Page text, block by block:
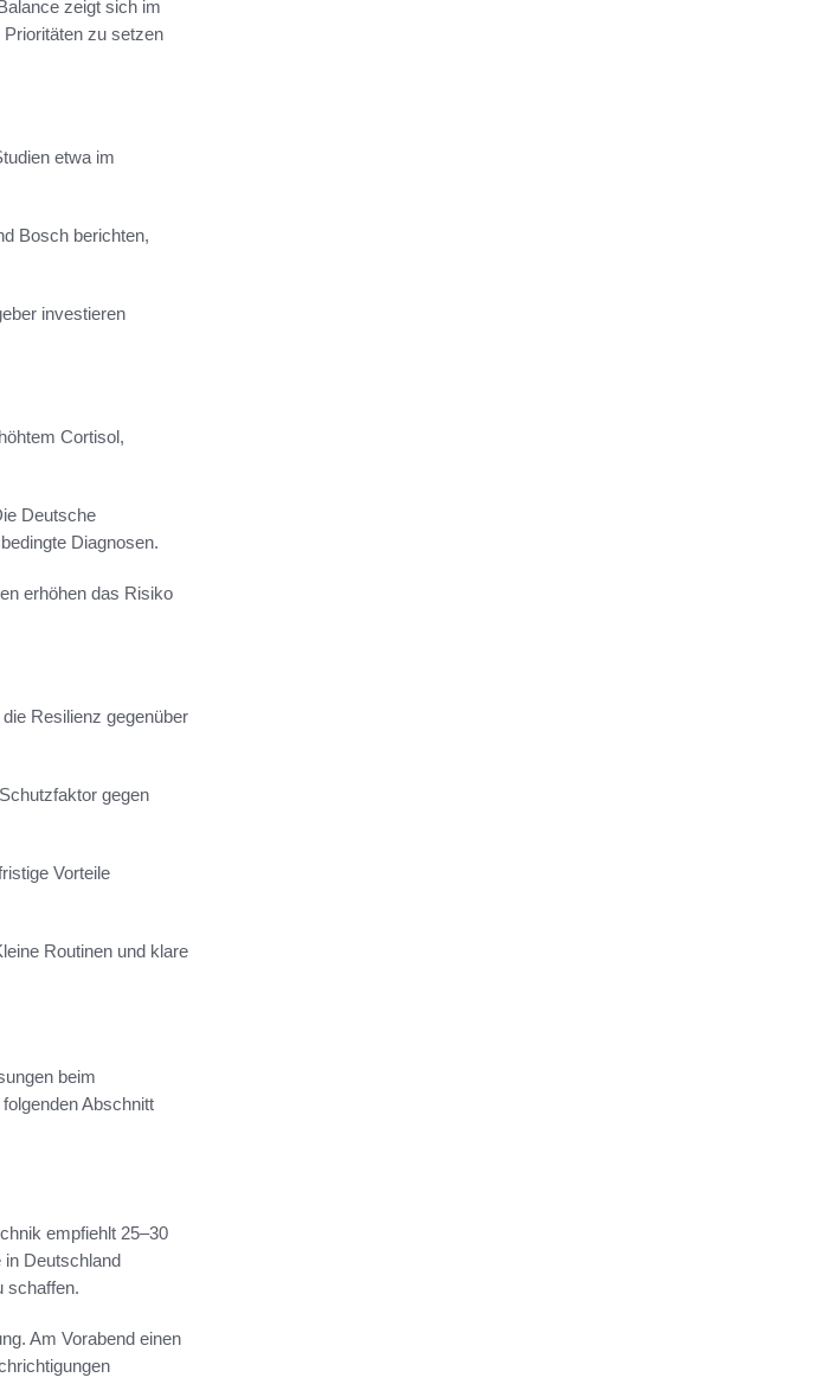
zeigt sich im
zu setzen
etwa im
Bosch berichten,
investieren
Cortisol,
Deutsche
Diagnosen.
erhöhen das Risiko
Resilienz gegenüber
gegen
Vorteile
Routinen und klare
beim
Abschnitt
empfiehlt 25–30
in Deutschland
schaffen.
Am Vorabend einen